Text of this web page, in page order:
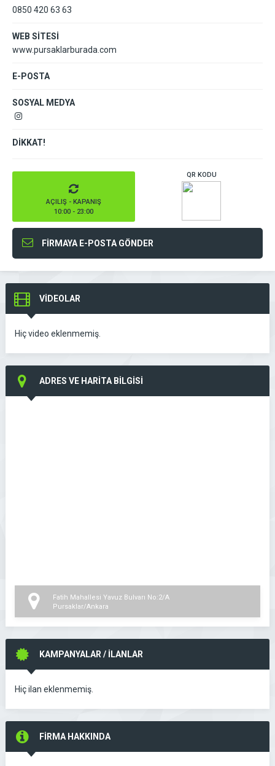
0850 420 63 63
WEB SİTESİ
www.pursaklarburada.com
E-POSTA
SOSYAL MEDYA
DİKKAT!
AÇILIŞ - KAPANIŞ
10:00 - 23:00
QR KODU
FİRMAYA E-POSTA GÖNDER
VİDEOLAR
Hiç video eklenmemiş.
ADRES VE HARİTA BİLGİSİ
Fatih Mahallesi Yavuz Bulvarı No:2/A
Pursaklar/Ankara
KAMPANYALAR / İLANLAR
Hiç ilan eklenmemiş.
FİRMA HAKKINDA